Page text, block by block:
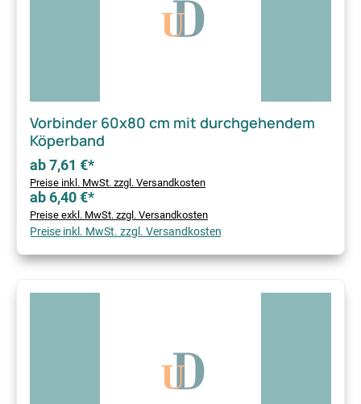
Vorbinder 60x80 cm mit durchgehendem
Köperband
ab 7,61 €*
Preise inkl. MwSt. zzgl. Versandkosten
ab 6,40 €*
Preise exkl. MwSt. zzgl. Versandkosten
Preise inkl. MwSt. zzgl. Versandkosten